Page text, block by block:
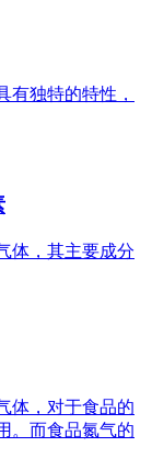
有独特的特性，
体，其主要成分
体，对于食品的
。而食品氮气的